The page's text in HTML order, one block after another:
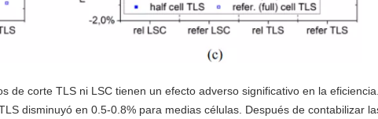
de corte TLS ni LSC tienen un efecto adverso significativo en la
disminuyó en 0.5-0.8% para medias células. Después de contabilizar